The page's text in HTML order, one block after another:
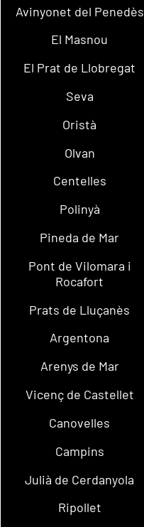
Avinyonet del Penedès
El Masnou
El Prat de Llobregat
Seva
Oristà
Olvan
Centelles
Polinyà
Pineda de Mar
Pont de Vilomara i
Rocafort
Prats de Lluçanès
Argentona
Arenys de Mar
Vicenç de Castellet
Canovelles
Campins
Julià de Cerdanyola
Ripollet